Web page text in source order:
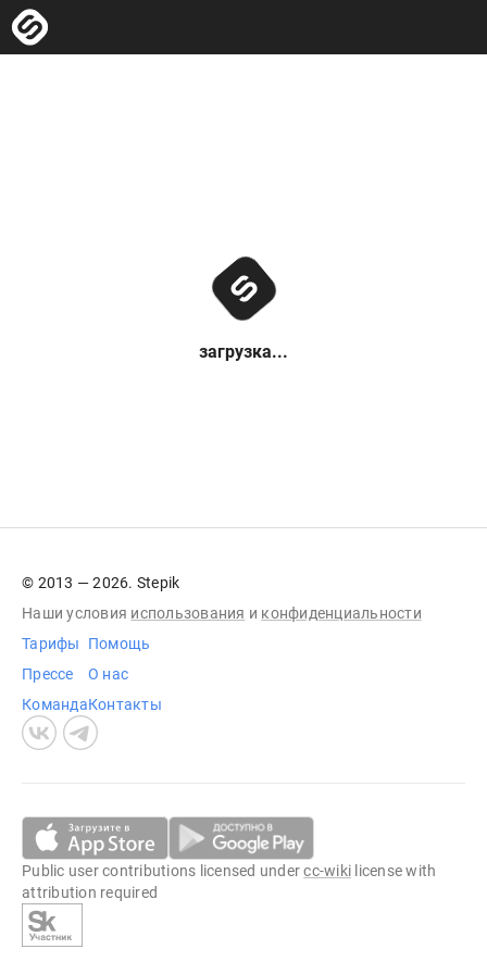
загрузка...
© 2013 — 2026. Stepik
Наши условия использования и конфиденциальности
Тарифы
Прессе
Команда
Помощь
О нас
Контакты
Public user contributions licensed undercc-wiki license with
attribution required